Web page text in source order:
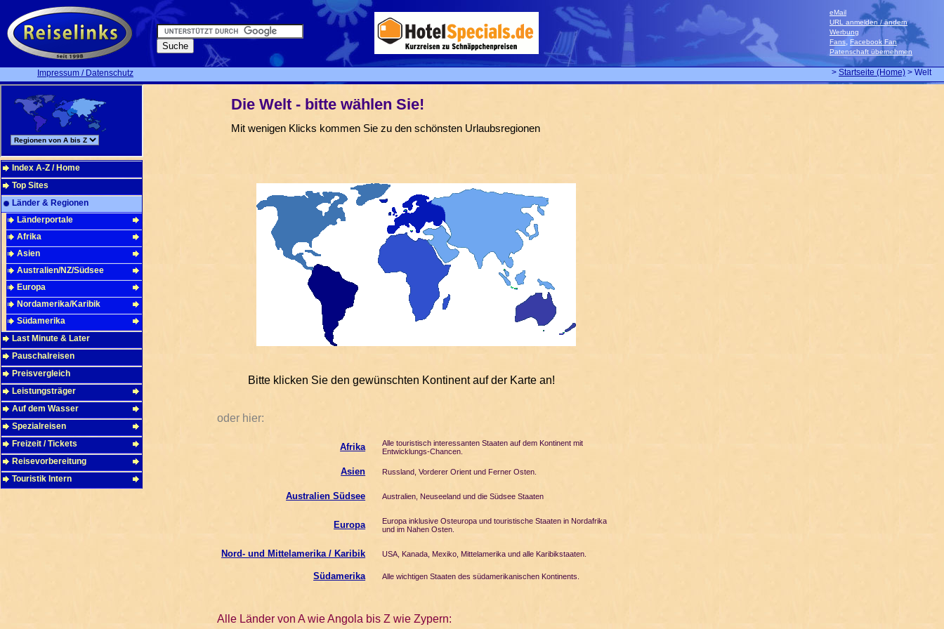
eMail
URL anmelden / ändern
Werbung
Fans, Facebook Fan
Patenschaft übernehmen
Impressum / Datenschutz > Startseite (Home) > Welt
Index A-Z / Home
Top Sites
Länder & Regionen
Länderportale
Afrika
Asien
Australien/NZ/Südsee
Europa
Nordamerika/Karibik
Südamerika
Last Minute & Later
Pauschalreisen
Preisvergleich
Leistungsträger
Auf dem Wasser
Spezialreisen
Freizeit / Tickets
Reisevorbereitung
Touristik Intern
Die Welt - bitte wählen Sie!
Mit wenigen Klicks kommen Sie zu den schönsten Urlaubsregionen
Bitte klicken Sie den gewünschten Kontinent auf der Karte an!
oder hier:
Afrika
Alle touristisch interessanten Staaten auf dem Kontinent mit
Entwicklungs-Chancen.
Asien Russland, Vorderer Orient und Ferner Osten.
Australien Südsee Australien, Neuseeland und die Südsee Staaten
Europa
Europa inklusive Osteuropa und touristische Staaten in Nordafrika
und im Nahen Osten.
Nord- und Mittelamerika / Karibik USA, Kanada, Mexiko, Mittelamerika und alle Karibikstaaten.
Südamerika Alle wichtigen Staaten des südamerikanischen Kontinents.
Alle Länder von A wie Angola bis Z wie Zypern: